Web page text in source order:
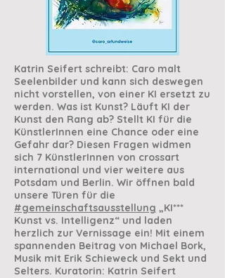
Katrin Seifert schreibt: Caro malt
Seelenbilder und kann sich deswegen
nicht vorstellen, von einer KI ersetzt zu
werden. Was ist Kunst? Läuft KI der
Kunst den Rang ab? Stellt KI für die
KünstlerInnen eine Chance oder eine
Gefahr dar? Diesen Fragen widmen
sich 7 KünstlerInnen von crossart
international und vier weitere aus
Potsdam und Berlin. Wir öffnen bald
unsere Türen für die
#gemeinschaftsausstellung „KI***
Kunst vs. Intelligenz“ und laden
herzlich zur Vernissage ein! Mit einem
spannenden Beitrag von Michael Bork,
Musik mit Erik Schieweck und Sekt und
Selters. Kuratorin: Katrin Seifert